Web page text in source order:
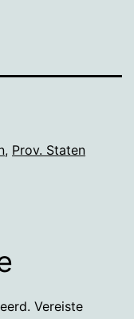
, Prov. Staten
Vereiste